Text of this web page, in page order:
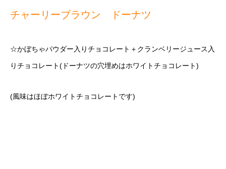
チャーリーブラウン ドーナツ
☆かぼちゃパウダー入りチョコレート＋クランベリージュース入
りチョコレート(ドーナツの穴埋めはホワイトチョコレート)
(風味はほぼホワイトチョコレートです)